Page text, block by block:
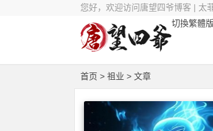
您好，欢迎访问唐望四爷博客 | 太
切換繁體版
首页 > 祖业 > 文章